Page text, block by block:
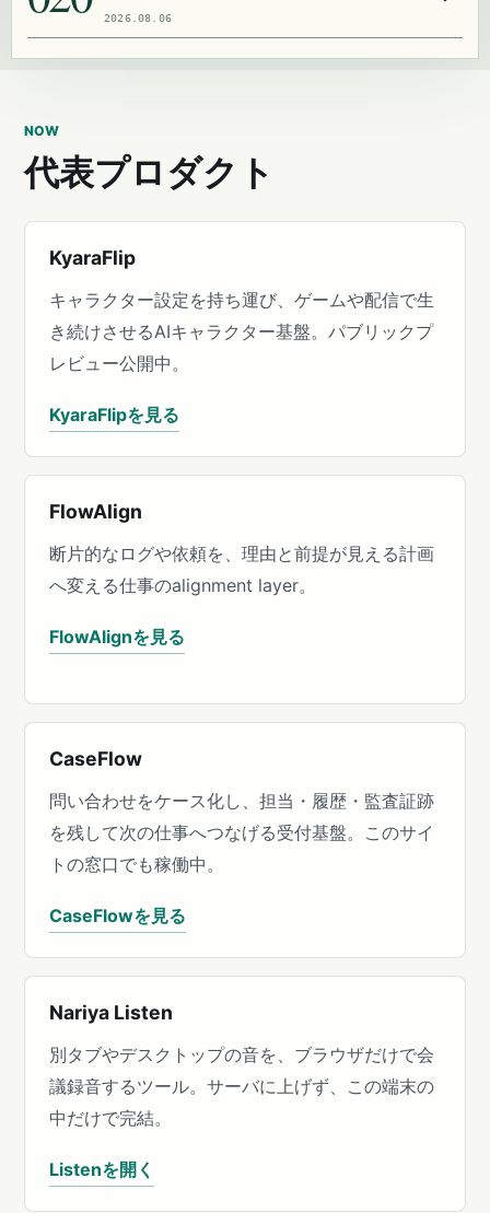
2026.08.06
NOW
代表プロダクト
KyaraFlip
キャラクター設定を持ち運び、ゲームや配信で生
き続けさせるAIキャラクター基盤。パブリックプ
レビュー公開中。
KyaraFlipを見る
FlowAlign
断片的なログや依頼を、理由と前提が見える計画
へ変える仕事のalignment layer。
FlowAlignを見る
CaseFlow
問い合わせをケース化し、担当・履歴・監査証跡
を残して次の仕事へつなげる受付基盤。このサイ
トの窓口でも稼働中。
CaseFlowを見る
Nariya Listen
別タブやデスクトップの音を、ブラウザだけで会
議録音するツール。サーバに上げず、この端末の
中だけで完結。
Listenを開く